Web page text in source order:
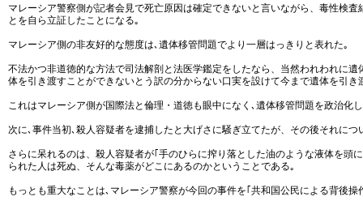
マレーシア警察側が記者会見で死亡原因は確定できないと言いながら、毒性検
とを自ら立証したことになる｡
マレーシア側の非友好的な態度は､遺体移管問題でより一層はっきりと表れた｡
不法かつ非道徳的な方法で司法解剖と法医学鑑定をしたなら、当然われわれに
体を引き渡すことができないとう訳の分からない口実を設けて今まで遺体を引き
これはマレーシア側が国際法と倫理・道徳も眼中になく､遺体移管問題を政治化
次に､事件当初､殺人容疑者を逮捕したと大げさに騒ぎ立てたが、その後それに
さらに呆れるのは、殺人容疑者が｢手のひらに搾り落とした油のような液体を
られた人は死ぬ、そんな毒薬がどこにあるのかということである｡
もっとも重大なことは､マレーシア警察が今回の事件を｢共和国公民による背後